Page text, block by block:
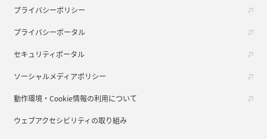
プライバシーポリシー
プライバシーポータル
セキュリティポータル
ソーシャルメディアポリシー
動作環境・Cookie情報の利用について
ウェブアクセシビリティの取り組み